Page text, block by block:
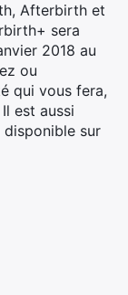
Afterbirth et
sera
2018 au
ou
qui vous fera,
est aussi
sur